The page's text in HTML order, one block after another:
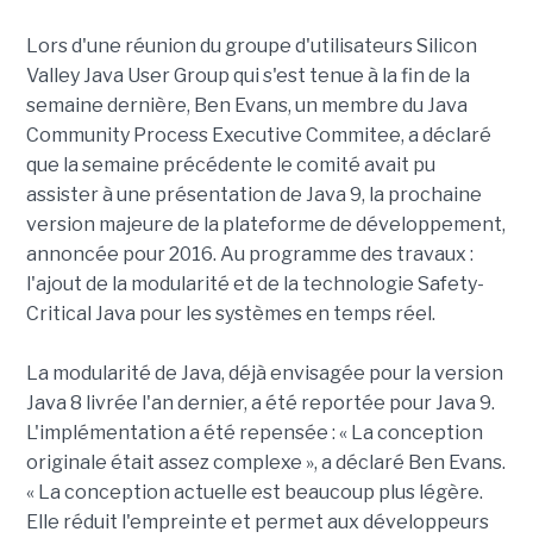
Lors d'une réunion du groupe d'utilisateurs Silicon
Valley Java User Group qui s'est tenue à la fin de la
semaine dernière, Ben Evans, un membre du Java
Community Process Executive Commitee, a déclaré
que la semaine précédente le comité avait pu
assister à une présentation de Java 9, la prochaine
version majeure de la plateforme de développement,
annoncée pour 2016. Au programme des travaux :
l'ajout de la modularité et de la technologie Safety-
Critical Java pour les systèmes en temps réel.
La modularité de Java, déjà envisagée pour la version
Java 8 livrée l'an dernier, a été reportée pour Java 9.
L'implémentation a été repensée : « La conception
originale était assez complexe », a déclaré Ben Evans.
« La conception actuelle est beaucoup plus légère.
Elle réduit l'empreinte et permet aux développeurs